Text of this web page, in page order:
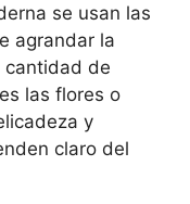
se usan las
agrandar la
cantidad de
las flores o
y
claro del